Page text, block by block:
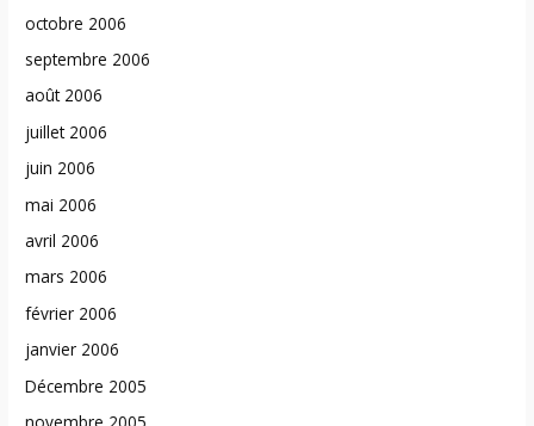
octobre 2006
septembre 2006
août 2006
juillet 2006
juin 2006
mai 2006
avril 2006
mars 2006
février 2006
janvier 2006
Décembre 2005